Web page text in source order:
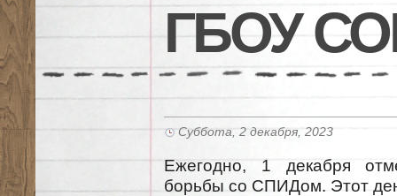
ГБОУ
Суббота, 2 декабря, 2023
Ежегодно, 1 декабря
борьбы со СПИДом. Этот